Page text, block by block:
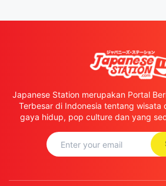
Japanese Station merupakan Portal
Terbesar di Indonesia tentang wisata
gaya hidup, pop culture dan yang